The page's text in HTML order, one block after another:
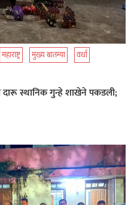
महाराष्ट्र मुख्य बातम्या
वर्धा
दारू स्थानिक गुन्हे शाखेने पकडली;